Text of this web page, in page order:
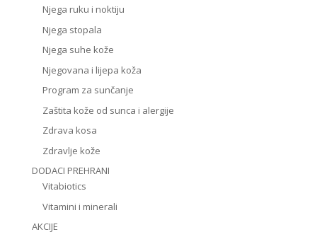
Njega ruku i noktiju
Njega stopala
Njega suhe kože
Njegovana i lijepa koža
Program za sunčanje
Zaštita kože od sunca i alergije
Zdrava kosa
Zdravlje kože
DODACI PREHRANI
Vitabiotics
Vitamini i minerali
AKCIJE